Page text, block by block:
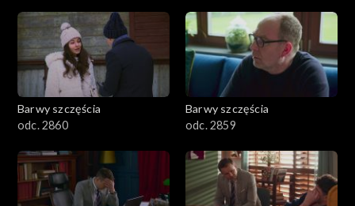
Barwy szczęścia
odc. 2860
Barwy szczęścia
odc. 2859